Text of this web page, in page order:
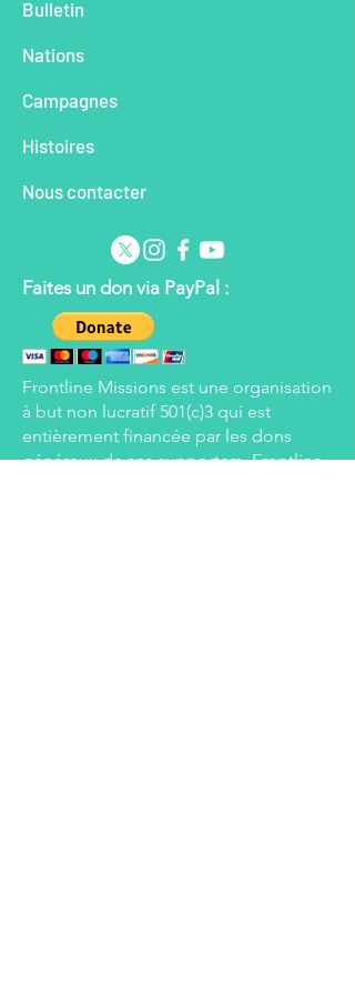
Ingarico marchent du
Brésil au Venezuela !
Bulletin
Nations
Campagnes
Histoires
Nous contacter
Faites un don via PayPal :
Frontline Missions est une organisation
à but non lucratif 501(c)3 qui est
entièrement financée par les dons
généreux de ses supporters. Frontline